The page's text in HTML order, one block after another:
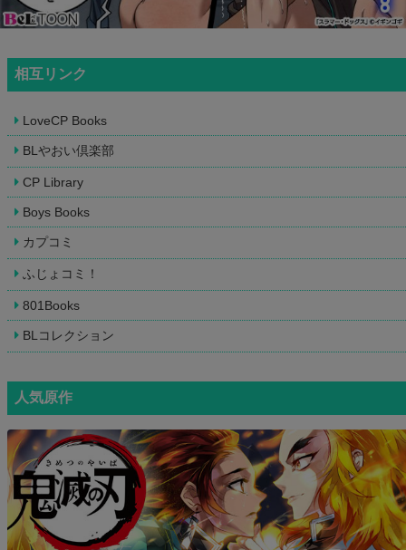
相互リンク
LoveCP Books
BLやおい倶楽部
CP Library
Boys Books
カプコミ
ふじょコミ！
801Books
BLコレクション
人気原作